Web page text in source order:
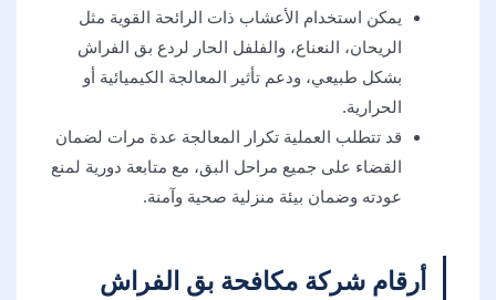
يمكن استخدام الأعشاب ذات الرائحة القوية مثل
الريحان، النعناع، والفلفل الحار لردع بق الفراش
بشكل طبيعي، ودعم تأثير المعالجة الكيميائية أو
الحرارية.
قد تتطلب العملية تكرار المعالجة عدة مرات لضمان
القضاء على جميع مراحل البق، مع متابعة دورية لمنع
عودته وضمان بيئة منزلية صحية وآمنة.
أرقام شركة مكافحة بق الفراش